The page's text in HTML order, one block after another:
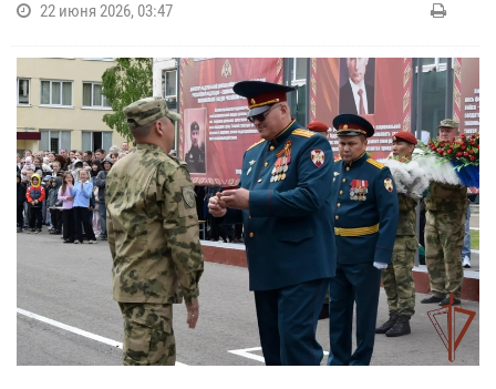
22 июня 2026, 03:47